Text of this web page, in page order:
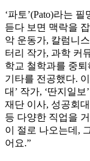
‘파토’(Pato)라는
듣다 보면 맥락을
악 운동가, 칼럼니
터리 작가, 과학 커
학교 철학과를 중
기타를 전공했다.
대’ 작가, ‘딴지일
재단 이사, 성공회
등 다양한 직업을
이 절로 나오는데,
어요.”